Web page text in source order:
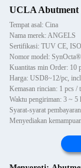
UCLA Abutment
Tempat asal: Cina
Nama merek: ANGELS
Sertifikasi: TUV CE,
Nomor model:
Kuantitas min Order: 10
Harga: USD8~12/pc,
Kemasan rincian: 1 pcs /
Waktu pengiriman: 3 ~ 5
Syarat-syarat
Menyediakan